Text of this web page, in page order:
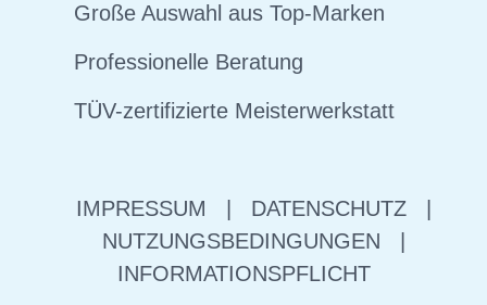
Große Auswahl aus Top-Marken
Professionelle Beratung
TÜV-zertifizierte Meisterwerkstatt
IMPRESSUM DATENSCHUTZ
NUTZUNGSBEDINGUNGEN
INFORMATIONSPFLICHT